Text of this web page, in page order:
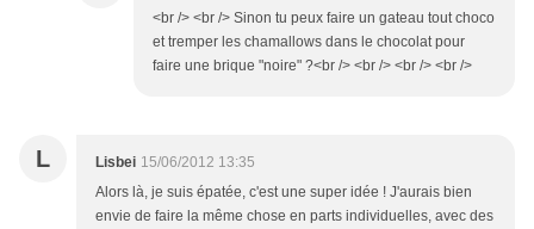
<br /> <br /> Sinon tu peux faire un gateau tout choco
et tremper les chamallows dans le chocolat pour
faire une brique "noire" ?<br /> <br /> <br /> <br />
L Lisbei 15/06/2012 13:35
Alors là, je suis épatée, c'est une super idée ! J'aurais bien
envie de faire la même chose en parts individuelles, avec des